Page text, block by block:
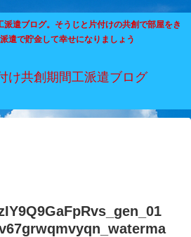
遣ブログ。そうじと片付けの共創で部屋をき
遣で貯金して幸せになりましょう
け共創期間工派遣ブログ